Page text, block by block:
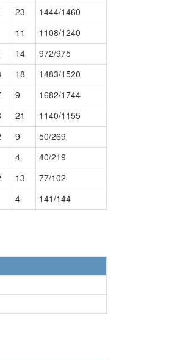
23
1444/1460
11
1108/1240
14
972/975
18
1483/1520
9
1682/1744
21
1140/1155
9
50/269
4
40/219
13
77/102
4 141/144